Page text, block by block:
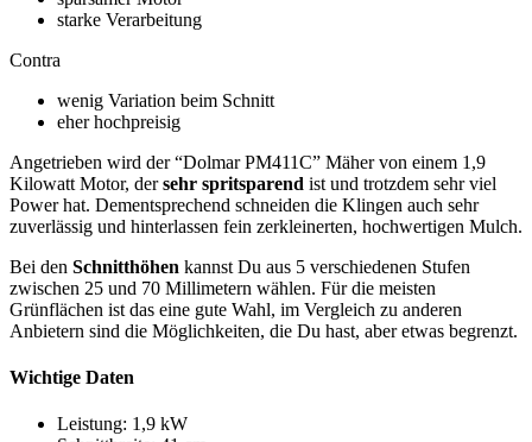
starke Verarbeitung
Contra
wenig Variation beim Schnitt
eher hochpreisig
Angetrieben wird der “Dolmar PM411C” Mäher von einem 1,9
Kilowatt Motor, dersehr spritsparend ist und trotzdem sehr viel
Power hat. Dementsprechend schneiden die Klingen auch sehr
zuverlässig und hinterlassen fein zerkleinerten, hochwertigen Mulch.
Bei den Schnitthöhen kannst Du aus 5 verschiedenen Stufen
zwischen 25 und 70 Millimetern wählen. Für die meisten
Grünflächen ist das eine gute Wahl, im Vergleich zu anderen
Anbietern sind die Möglichkeiten, die Du hast, aber etwas begrenzt.
Wichtige Daten
Leistung: 1,9 kW